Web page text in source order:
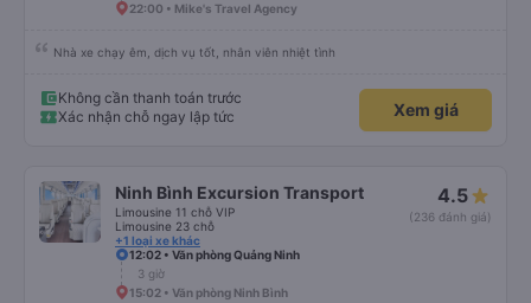
22:00 • Mike's Travel Agency
Nhà xe chạy êm, dịch vụ tốt, nhân viên nhiệt tình
Không cần thanh toán trước
Xác nhận chỗ ngay lập tức
Xem giá
Ninh Bình Excursion Transport
Limousine 11 chỗ VIP
Limousine 23 chỗ
+1 loại xe khác
4.5
(236 đánh giá)
12:02 • Văn phòng Quảng Ninh
3 giờ
15:02 • Văn phòng Ninh Bình